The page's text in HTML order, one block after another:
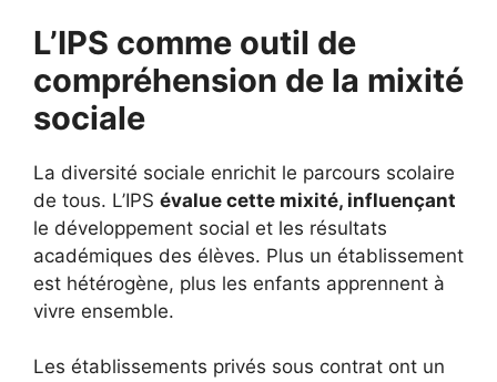
L’IPS comme outil de
compréhension de la mixité
sociale
La diversité sociale enrichit le parcours scolaire
de tous. L’IPS évalue cette mixité, influençant
le développement social et les résultats
académiques des élèves. Plus un établissement
est hétérogène, plus les enfants apprennent à
vivre ensemble.
Les établissements privés sous contrat ont un